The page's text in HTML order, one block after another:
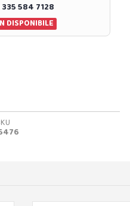
584 7128
DISPONIBILE